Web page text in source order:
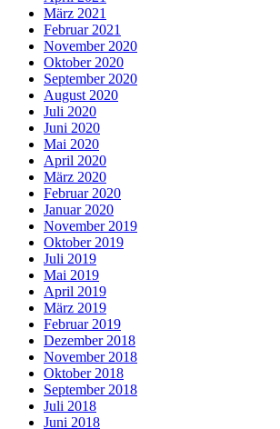
März 2021
Februar 2021
November 2020
Oktober 2020
September 2020
August 2020
Juli 2020
Juni 2020
Mai 2020
April 2020
März 2020
Februar 2020
Januar 2020
November 2019
Oktober 2019
Juli 2019
Mai 2019
April 2019
März 2019
Februar 2019
Dezember 2018
November 2018
Oktober 2018
September 2018
Juli 2018
Juni 2018